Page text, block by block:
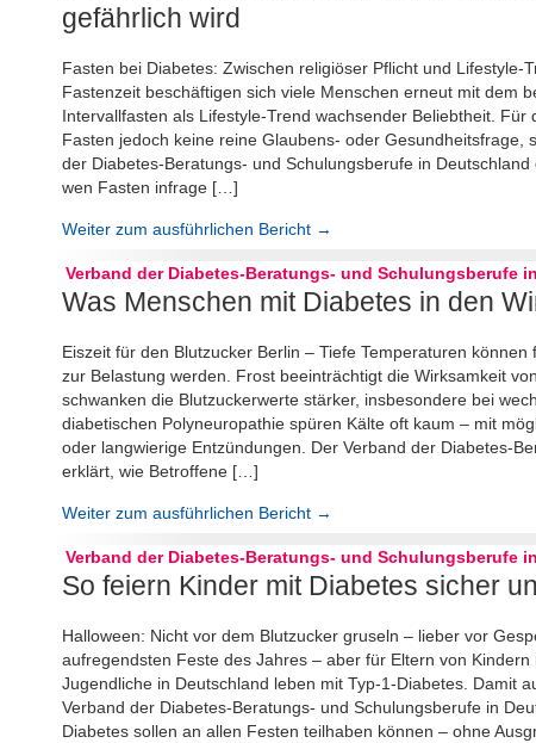
gefährlich wird
Fasten bei Diabetes: Zwischen religiöser Pflicht und
Fastenzeit beschäftigen sich viele Menschen erneut mit dem
Intervallfasten als Lifestyle-Trend wachsender Beliebtheit.
Fasten jedoch keine reine Glaubens- oder
der Diabetes-Beratungs- und Schulungsberufe in
wen Fasten infrage […]
Weiter zum ausführlichen Bericht →
Verband der Diabetes-Beratungs- und Schulungsberufe
Was Menschen mit Diabetes in den
Eiszeit für den Blutzucker Berlin – Tiefe Temperaturen
zur Belastung werden. Frost beeinträchtigt die Wirksamkeit
schwanken die Blutzuckerwerte stärker, insbesondere bei
diabetischen Polyneuropathie spüren Kälte oft kaum – mit
oder langwierige Entzündungen. Der Verband der Diabetes-
erklärt, wie Betroffene […]
Weiter zum ausführlichen Bericht →
Verband der Diabetes-Beratungs- und Schulungsberufe
So feiern Kinder mit Diabetes sicher
Halloween: Nicht vor dem Blutzucker gruseln – lieber vor
aufregendsten Feste des Jahres – aber für Eltern von
Jugendliche in Deutschland leben mit Typ-1-Diabetes. Damit
Verband der Diabetes-Beratungs- und Schulungsberufe in
Diabetes sollen an allen Festen teilhaben können – ohne